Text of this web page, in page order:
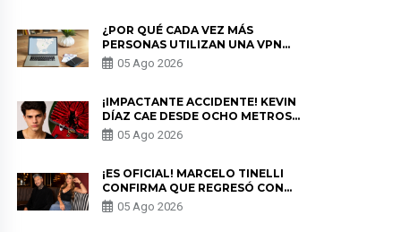
¿POR QUÉ CADA VEZ MÁS
PERSONAS UTILIZAN UNA VPN
PARA PROTEGER SU
PRIVACIDAD?
05 Ago 2026
¡IMPACTANTE ACCIDENTE! KEVIN
DÍAZ CAE DESDE OCHO METROS
EN “ESTO ES GUERRA” Y GENERA
PREOCUPACIÓN
05 Ago 2026
¡ES OFICIAL! MARCELO TINELLI
CONFIRMA QUE REGRESÓ CON
MILETT FIGUEROA: “EL AMOR
PUDO MÁS”
05 Ago 2026